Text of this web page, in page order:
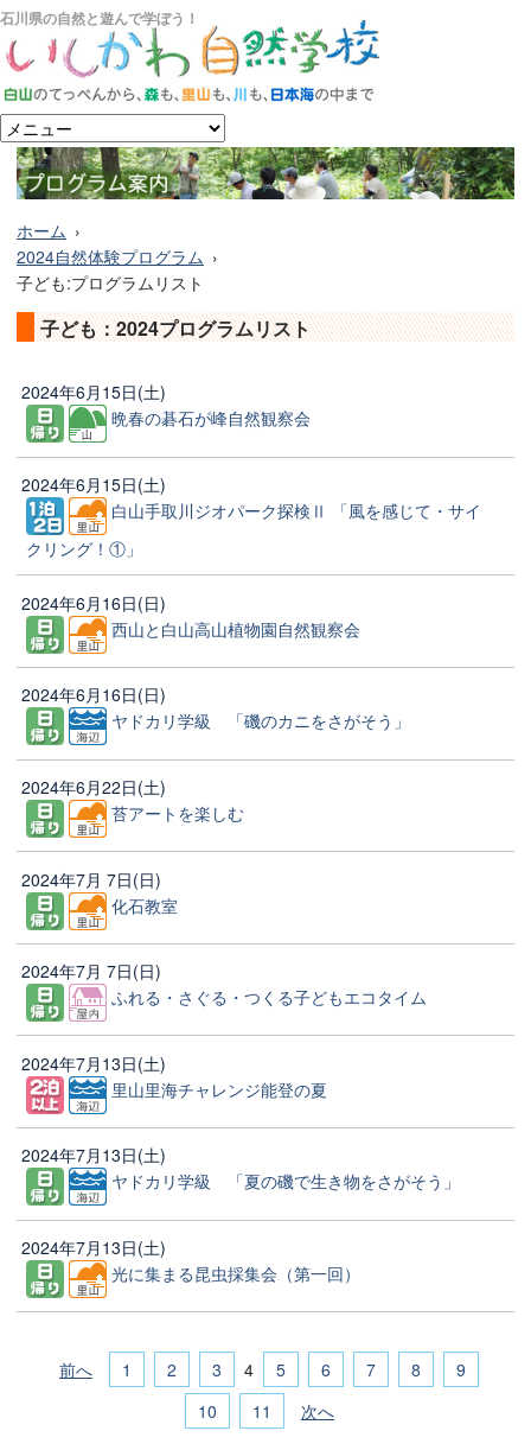
石川県の自然と遊んで学ぼう！
ホーム
2024自然体験プログラム
子ども:プログラムリスト
子ども：2024プログラムリスト
2024年6月15日(土)
晩春の碁石が峰自然観察会
2024年6月15日(土)
白山手取川ジオパーク探検Ⅱ 「風を感じて・サイ
クリング！①」
2024年6月16日(日)
西山と白山高山植物園自然観察会
2024年6月16日(日)
ヤドカリ学級 「磯のカニをさがそう」
2024年6月22日(土)
苔アートを楽しむ
2024年7月 7日(日)
化石教室
2024年7月 7日(日)
ふれる・さぐる・つくる子どもエコタイム
2024年7月13日(土)
里山里海チャレンジ能登の夏
2024年7月13日(土)
ヤドカリ学級 「夏の磯で生き物をさがそう」
2024年7月13日(土)
光に集まる昆虫採集会（第一回）
前へ 1 2 3 4 5 6 7 8
9
10
11 次へ